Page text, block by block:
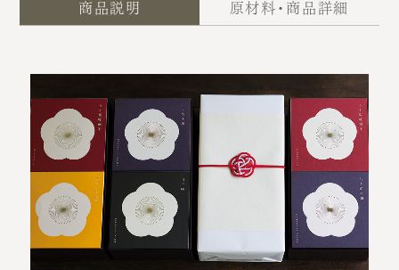
商品説明 原材料・商品詳細